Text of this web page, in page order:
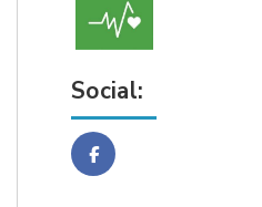
Social:
Facebook